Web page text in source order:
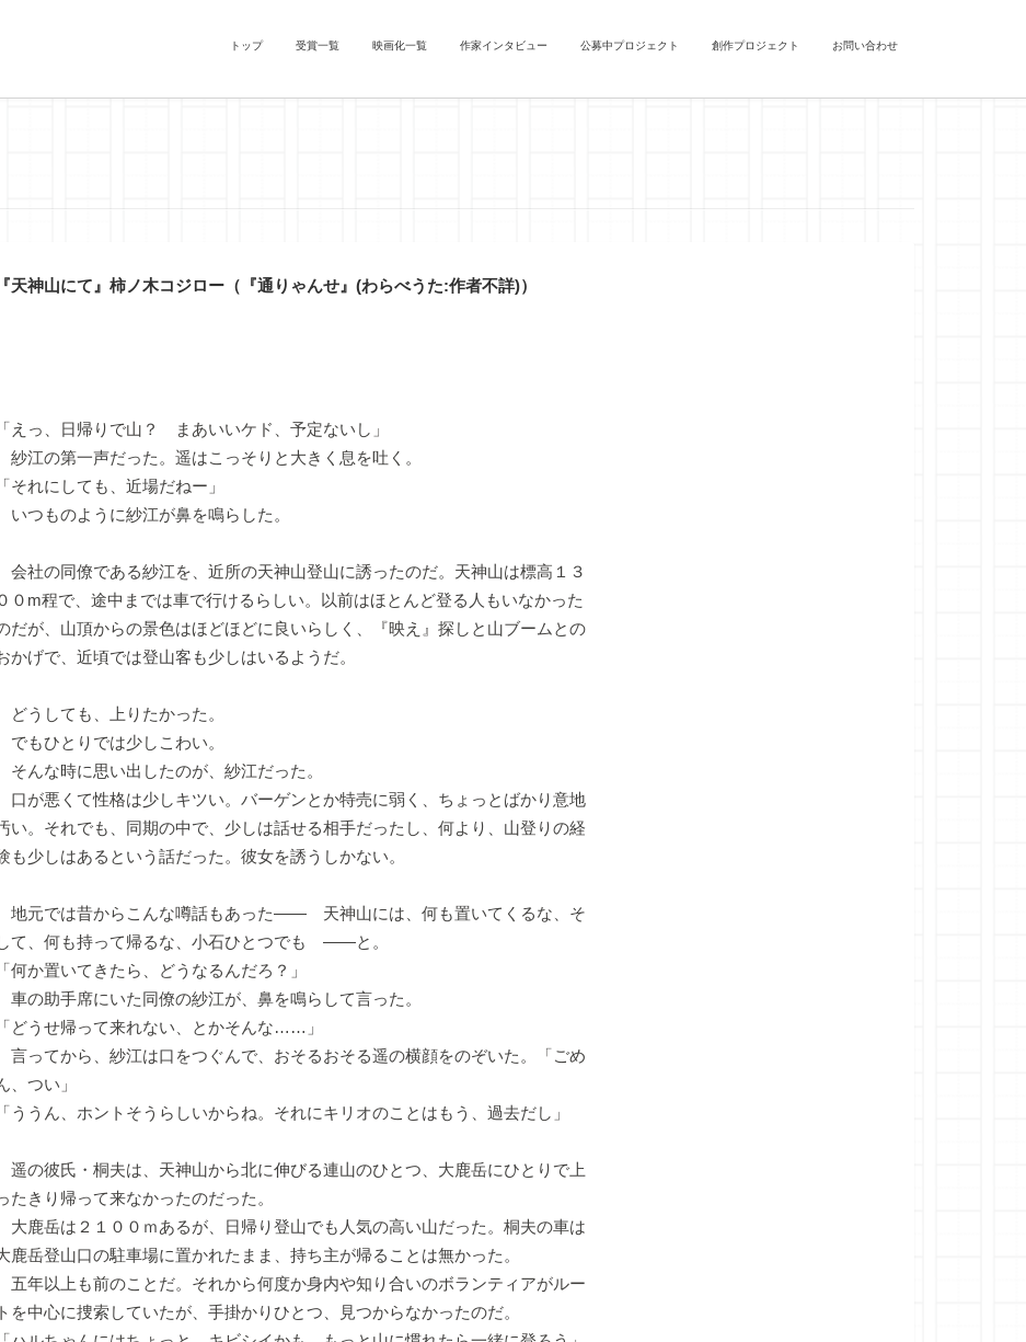
トップ 受賞一覧 映画化一覧 作家インタビュー 公募中プロジェクト 創作プロジェクト お問い合わせ
『天神山にて』柿ノ木コジロー（『通りゃんせ』(わらべうた:作者不詳)）
「えっ、日帰りで山？ まあいいケド、予定ないし」
紗江の第一声だった。遥はこっそりと大きく息を吐く。
「それにしても、近場だねー」
いつものように紗江が鼻を鳴らした。
会社の同僚である紗江を、近所の天神山登山に誘ったのだ。天神山は標高１３
０m程で、途中までは車で行けるらしい。以前はほとんど登る人もいなかった
だが、山頂からの景色はほどほどに良いらしく、『映え』探しと山ブームとの
かげで、近頃では登山客も少しはいるようだ。
どうしても、上りたかった。
でもひとりでは少しこわい。
そんな時に思い出したのが、紗江だった。
口が悪くて性格は少しキツい。バーゲンとか特売に弱く、ちょっとばかり意地
い。それでも、同期の中で、少しは話せる相手だったし、何より、山登りの経
も少しはあるという話だった。彼女を誘うしかない。
地元では昔からこんな噂話もあった―― 天神山には、何も置いてくるな、そ
て、何も持って帰るな、小石ひとつでも ――と。
「何か置いてきたら、どうなるんだろ？」
車の助手席にいた同僚の紗江が、鼻を鳴らして言った。
「どうせ帰って来れない、とかそんな……」
言ってから、紗江は口をつぐんで、おそるおそる遥の横顔をのぞいた。「ごめ
、つい」
「ううん、ホントそうらしいからね。それにキリオのことはもう、過去だし」
遥の彼氏・桐夫は、天神山から北に伸びる連山のひとつ、大鹿岳にひとりで上
たきり帰って来なかったのだった。
大鹿岳は２１００ｍあるが、日帰り登山でも人気の高い山だった。桐夫の車は
鹿岳登山口の駐車場に置かれたまま、持ち主が帰ることは無かった。
五年以上も前のことだ。それから何度か身内や知り合いのボランティアがルー
トを中心に捜索していたが、手掛かりひとつ、見つからなかったのだ。